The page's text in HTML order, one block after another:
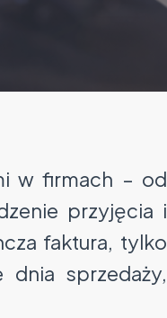
w firmach – od
przyjęcia i
faktura, tylko
dnia sprzedaży,